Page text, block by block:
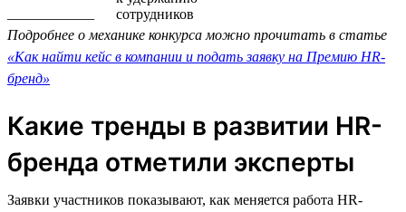
Подробнее о механике конкурса можно прочитать в статье
«Как найти кейс в компании и подать заявку на Премию HR-
бренд»
Какие тренды в развитии HR-
бренда отметили эксперты
Заявки участников показывают, как меняется работа HR-